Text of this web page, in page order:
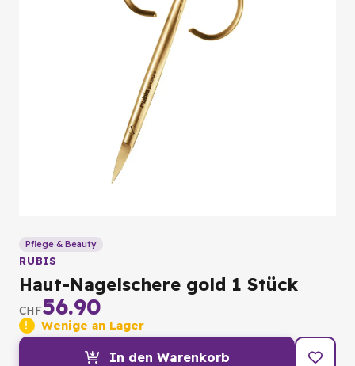
Pflege & Beauty
RUBIS
Haut-Nagelschere gold 1 Stück
CHF56.90
Wenige an Lager
In den Warenkorb